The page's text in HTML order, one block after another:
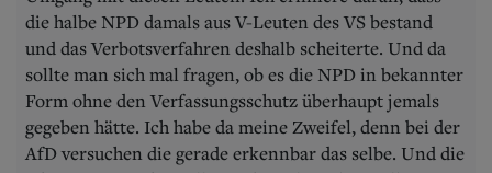
die halbe NPD damals aus V-Leuten des VS bestand
und das Verbotsverfahren deshalb scheiterte. Und da
sollte man sich mal fragen, ob es die NPD in bekannter
Form ohne den Verfassungsschutz überhaupt jemals
gegeben hätte. Ich habe da meine Zweifel, denn bei der
AfD versuchen die gerade erkennbar das selbe. Und die